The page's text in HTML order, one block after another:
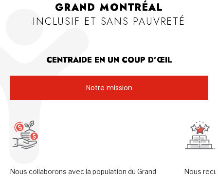
GRAND MONTRÉAL
INCLUSIF ET SANS PAUVRETÉ
CENTRAIDE EN UN COUP D’ŒIL
Notre mission
Nous collaborons avec la population du Grand
Nous